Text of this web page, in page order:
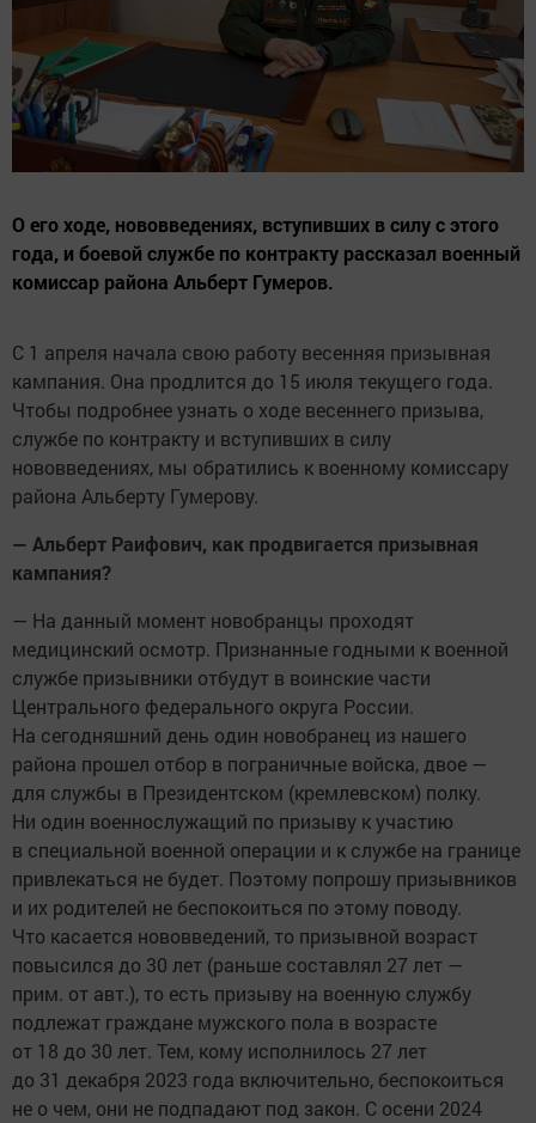
О его ходе, нововведениях, вступивших в силу с этого
года, и боевой службе по контракту рассказал военный
комиссар района Альберт Гумеров.
С 1 апреля начала свою работу весенняя призывная
кампания. Она продлится до 15 июля текущего года.
Чтобы подробнее узнать о ходе весеннего призыва,
службе по контракту и вступивших в силу
нововведениях, мы обратились к военному комиссару
района Альберту Гумерову.
— Альберт Раифович, как продвигается призывная
кампания?
— На данный момент новобранцы проходят
медицинский осмотр. Признанные годными к военной
службе призывники отбудут в воинские части
Центрального федерального округа России.
На сегодняшний день один новобранец из нашего
района прошел отбор в пограничные войска, двое —
для службы в Президентском (кремлевском) полку.
Ни один военнослужащий по призыву к участию
в специальной военной операции и к службе на границе
привлекаться не будет. Поэтому попрошу призывников
и их родителей не беспокоиться по этому поводу.
Что касается нововведений, то призывной возраст
повысился до 30 лет (раньше составлял 27 лет —
прим. от авт.), то есть призыву на военную службу
подлежат граждане мужского пола в возрасте
от 18 до 30 лет. Тем, кому исполнилось 27 лет
до 31 декабря 2023 года включительно, беспокоиться
не о чем, они не подпадают под закон. С осени 2024